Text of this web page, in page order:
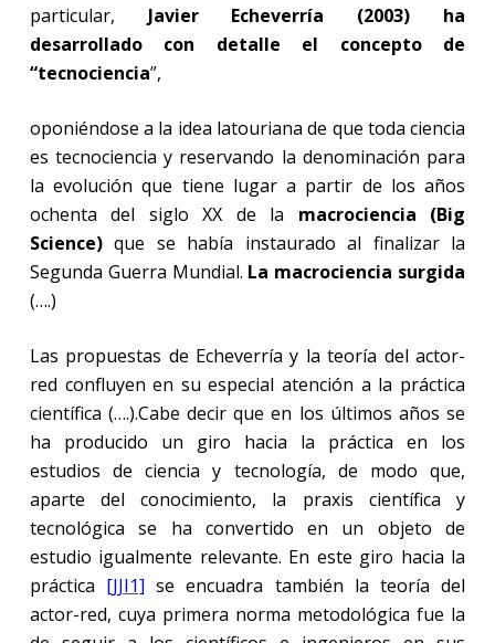
particular, Javier Echeverría (2003) ha
desarrollado con detalle el concepto de
“tecnociencia”,
oponiéndose a la idea latouriana de que toda ciencia
es tecnociencia y reservando la denominación para
la evolución que tiene lugar a partir de los años
ochenta del siglo XX de la macrociencia (Big
Science)que se había instaurado al finalizar la
Segunda Guerra Mundial. La macrociencia surgida
(….)
Las propuestas de Echeverría y la teoría del actor-
red confluyen en su especial atención a la práctica
científica (….).Cabe decir que en los últimos años se
ha producido un giro hacia la práctica en los
estudios de ciencia y tecnología, de modo que,
aparte del conocimiento, la praxis científica y
tecnológica se ha convertido en un objeto de
estudio igualmente relevante. En este giro hacia la
práctica [JJI1] se encuadra también la teoría del
actor-red, cuya primera norma metodológica fue la